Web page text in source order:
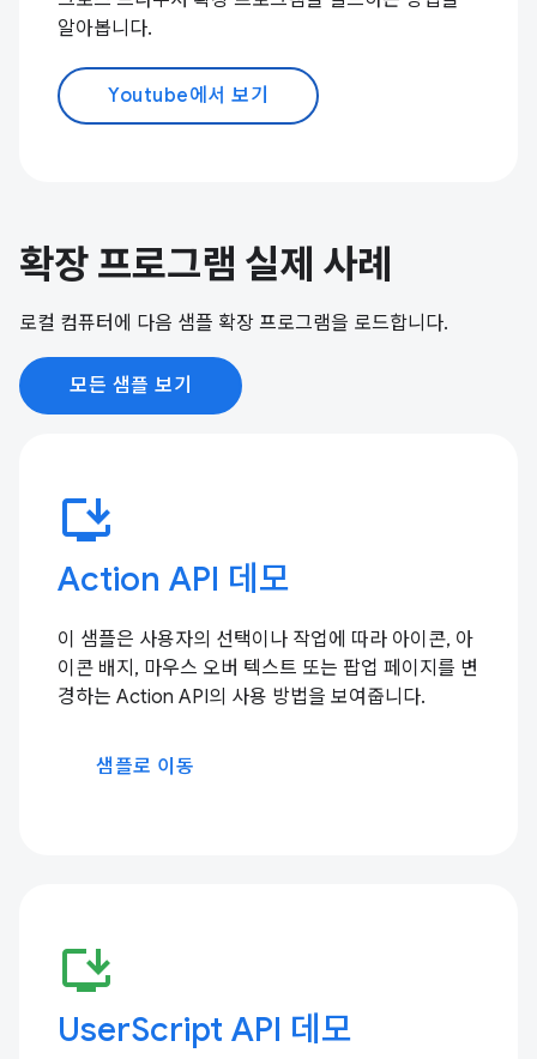
알아봅니다.
Youtube에서 보기
확장 프로그램 실제 사례
로컬 컴퓨터에 다음 샘플 확장 프로그램을 로드합니다.
모든 샘플 보기
install_desktop
Action API 데모
이 샘플은 사용자의 선택이나 작업에 따라 아이콘, 아
이콘 배지, 마우스 오버 텍스트 또는 팝업 페이지를 변
경하는 Action API의 사용 방법을 보여줍니다.
샘플로 이동
install_desktop
UserScript API 데모